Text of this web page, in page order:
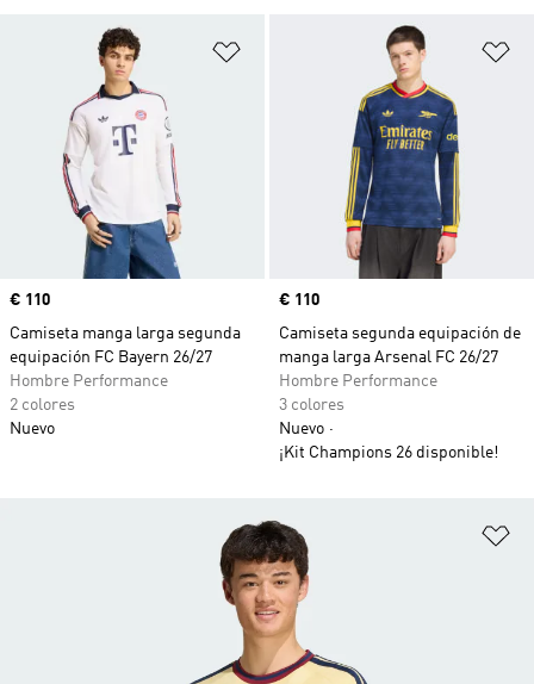
Añadir a la lista de deseos
Precio
€ 110
Camiseta manga larga segunda
equipación FC Bayern 26/27
Hombre Performance
2 colores
Nuevo
Precio
€ 110
Camiseta segunda equipación de
manga larga Arsenal FC 26/27
Hombre Performance
3 colores
Nuevo
¡Kit Champions 26 disponible!